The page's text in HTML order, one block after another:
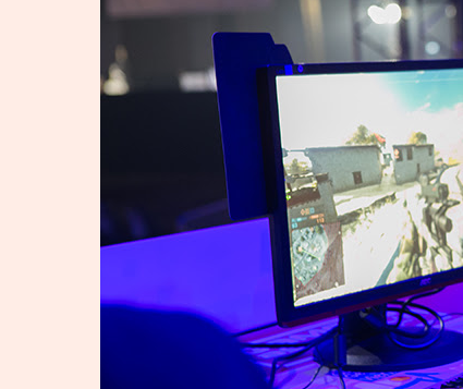
de
gaming/esport